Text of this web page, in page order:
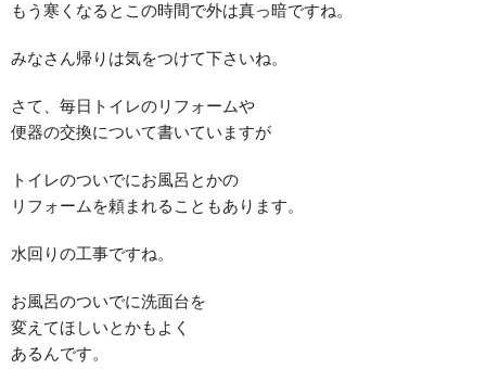
もう寒くなるとこの時間で外は真っ暗ですね。
みなさん帰りは気をつけて下さいね。
さて、毎日トイレのリフォームや
便器の交換について書いていますが
トイレのついでにお風呂とかの
リフォームを頼まれることもあります。
水回りの工事ですね。
お風呂のついでに洗面台を
変えてほしいとかもよく
あるんです。